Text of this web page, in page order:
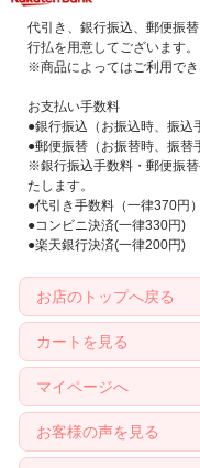
代引き、銀行振込、郵便振
行払を用意してございます
※商品によってはご利用でき
お支払い手数料
●銀行振込（お振込時、振込
●郵便振替（お振替時、振替
※銀行振込手数料・郵便振
たします。
●代引き手数料（一律370円）
●コンビニ決済(一律330円)
●楽天銀行決済(一律200円)
お店のトップへ戻る
カートを見る
マイページへ
お客様の声を見る